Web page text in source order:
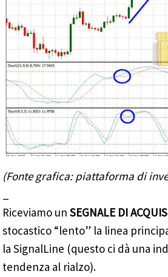
(Fonte grafica: piattaforma di
Riceviamo unSEGNALE DI
stocastico “lento” la linea
la SignalLine (questo ci dà una
tendenza al rialzo).